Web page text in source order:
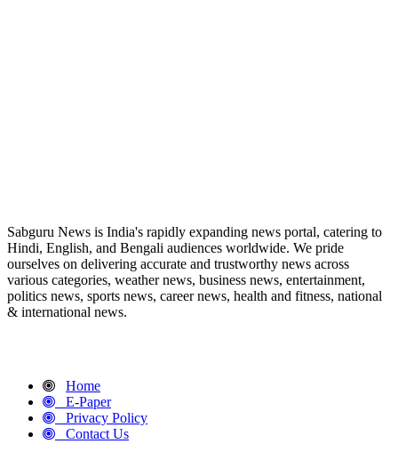
Sabguru News is India's rapidly expanding news portal, catering to
Hindi, English, and Bengali audiences worldwide. We pride
ourselves on delivering accurate and trustworthy news across
various categories, weather news, business news, entertainment,
politics news, sports news, career news, health and fitness, national
& international news.
Home
E-Paper
Privacy Policy
Contact Us